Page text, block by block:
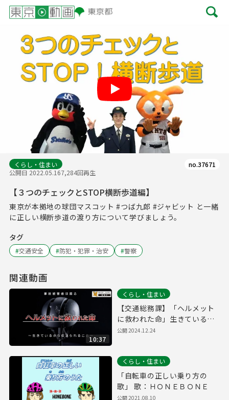
くらし・住まい
公開日 2022.05.167,284回再生
no.37671
【３つのチェックとSTOP横断歩道編】
東京が本拠地の球団マスコット #つば九郎 #ジャビット と一緒
に正しい横断歩道の渡り方について学びましょう。
タグ
#交通安全 #防犯・犯罪・治安 #警察
関連動画
10:37
くらし・住まい
【交通総務課】「ヘルメット
に救われた命」生きているか
ら伝えられるメッセージ
公開2024.12.24
くらし・住まい
「自転車の正しい乗り方の
歌」 歌：ＨＯＮＥＢＯＮＥ
公開2021.08.10